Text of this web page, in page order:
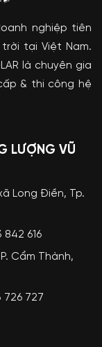
nghiệp tiên
tại Việt Nam.
là chuyên gia
& thi công hệ
LƯỢNG VŨ
Long Điền, Tp.
616
Cẩm Thành,
727